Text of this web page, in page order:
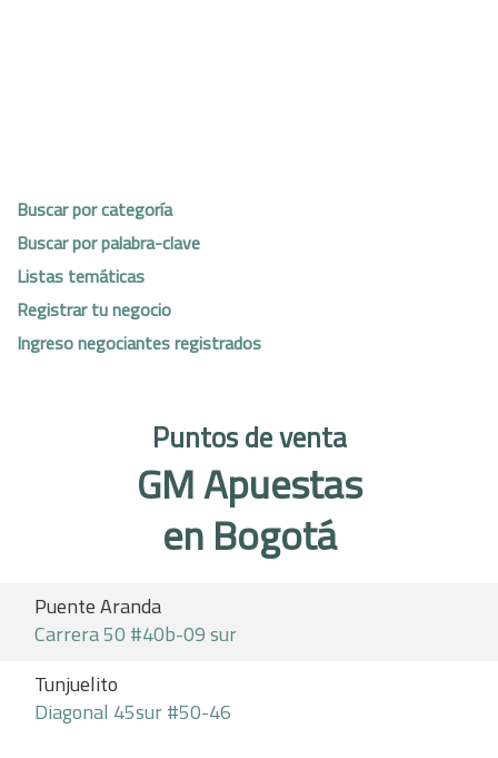
Buscar por categoría
Buscar por palabra-clave
Listas temáticas
Registrar tu negocio
Ingreso negociantes registrados
Puntos de venta
GM Apuestas
en Bogotá
Puente Aranda
Carrera 50 #40b-09 sur
Tunjuelito
Diagonal 45sur #50-46